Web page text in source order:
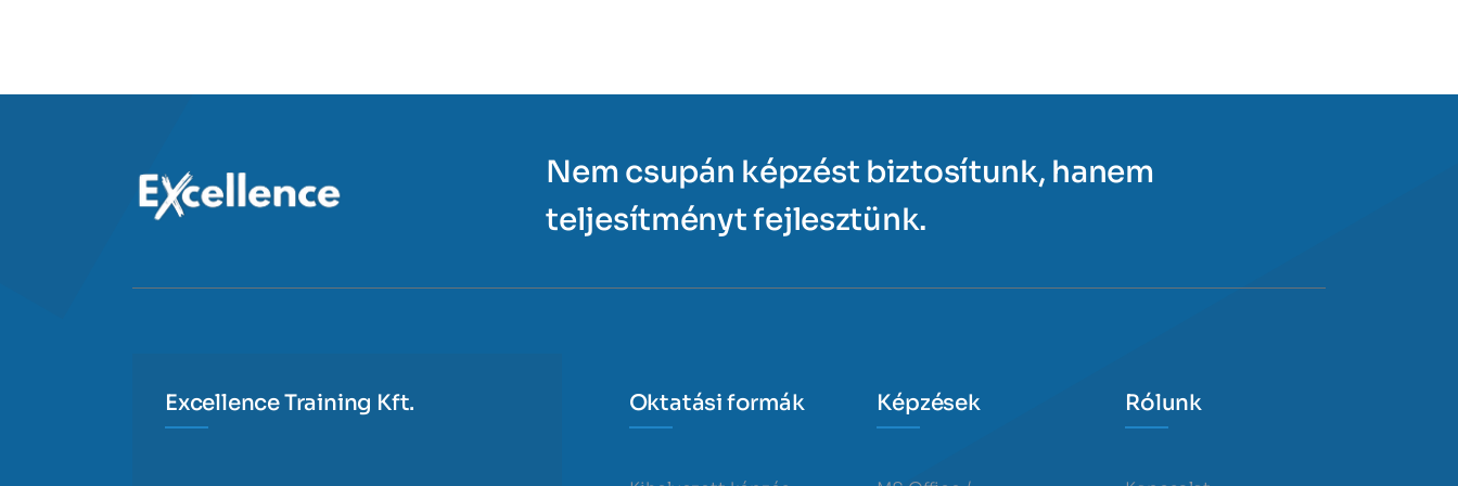
Nem csupán képzést biztosítunk, hanem
teljesítményt fejlesztünk.
Excellence Training Kft. Oktatási formák Képzések Rólunk